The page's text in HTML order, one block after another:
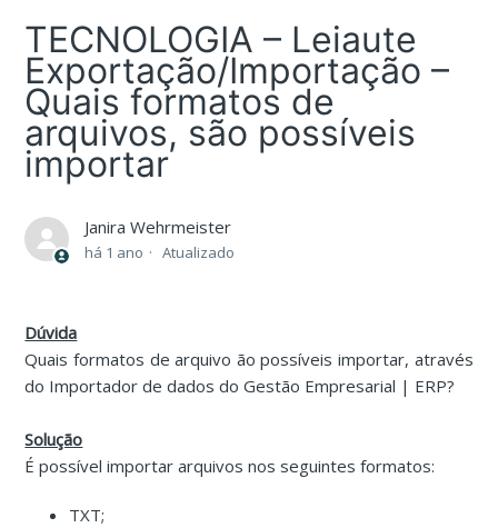
TECNOLOGIA – Leiaute
Exportação/Importação –
Quais formatos de
arquivos, são possíveis
importar
Janira Wehrmeister
há 1 ano Atualizado
Dúvida
Quais formatos de arquivo ão possíveis importar, através
do Importador de dados do Gestão Empresarial | ERP?
Solução
É possível importar arquivos nos seguintes formatos:
TXT;